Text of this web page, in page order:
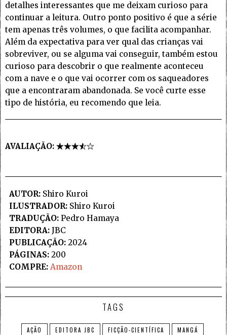
detalhes interessantes que me deixam curioso para
continuar a leitura. Outro ponto positivo é que a série
tem apenas três volumes, o que facilita acompanhar.
Além da expectativa para ver qual das crianças vai
sobreviver, ou se alguma vai conseguir, também estou
curioso para descobrir o que realmente aconteceu
com a nave e o que vai ocorrer com os saqueadores
que a encontraram abandonada. Se você curte esse
tipo de história, eu recomendo que leia.
AVALIAÇÃO:
AUTOR:Shiro Kuroi
ILUSTRADOR:Shiro Kuroi
TRADUÇÃO:Pedro Hamaya
EDITORA:JBC
PUBLICAÇÃO:2024
PÁGINAS:200
COMPRE: Amazon
TAGS
AÇÃO EDITORA JBC FICÇÃO-CIENTÍFICA
MANGÁ